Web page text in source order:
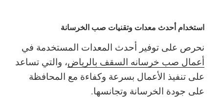
استخدام أحدث معدات وتقنيات صب الخرسانة
نحرص على توفير أحدث المعدات المستخدمة في
أعمال صب خرسانه السقف بالرياض، والتي تساعد
على تنفيذ الأعمال بسرعة وكفاءة مع المحافظة
على جودة الخرسانة وتجانسها.